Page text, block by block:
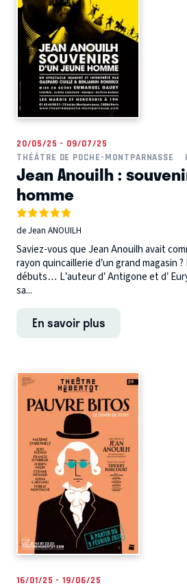
20/05/25 - 09/07/25
THÉÂTRE DE POCHE-MONTPARNASSE
Jean Anouilh :
homme
de Jean ANOUILH
Saviez-vous que Jean Anouilh avait
rayon quincaillerie d’un grand magasin ?
débuts… L’auteur d’ Antigone et d’
sa...
En savoir plus
16/01/25 - 19/06/25